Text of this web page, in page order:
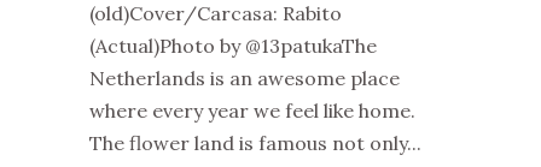
(old)Cover/Carcasa: Rabito
(Actual)Photo by @13patukaThe
Netherlands is an awesome place
where every year we feel like home.
The flower land is famous not only...